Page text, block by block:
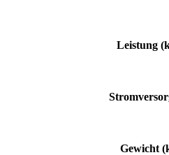
Leistung
Gewicht